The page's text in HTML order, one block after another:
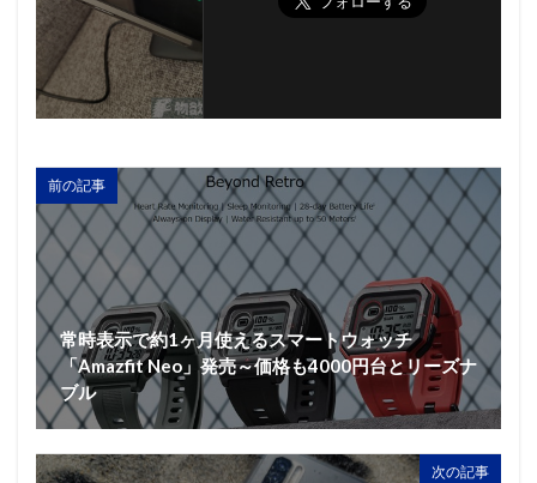
前の記事
常時表示で約1ヶ月使えるスマートウォッチ
「Amazfit Neo」発売～価格も4000円台とリーズナ
ブル
次の記事